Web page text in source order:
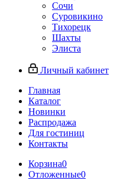
Сочи
Суровикино
Тихорецк
Шахты
Элиста
Личный кабинет
Главная
Каталог
Новинки
Распродажа
Для гостиниц
Контакты
Корзина0
Отложенные0